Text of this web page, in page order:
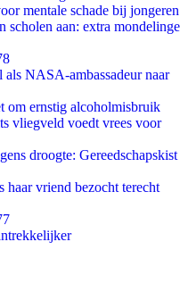
mentale schade bij jongeren
aan: extra mondelinge
NASA-ambassadeur naar
om ernstig alcoholmisbruik
vliegveld voedt vrees voor
droogte: Gereedschapskist
haar vriend bezocht terecht